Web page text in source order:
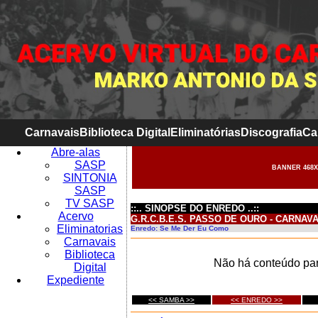
CarnavaisBiblioteca Digital EliminatóriasDiscografia
Abre-alas
SASP
SINTONIA
SASP
TV SASP
Acervo
Eliminatorias
Carnavais
Biblioteca
Digital
Expediente
BANNER
::.. SINOPSE DO ENREDO ..::
G.R.C.B.E.S. PASSO DE OURO -
Enredo: Se Me Der Eu Como
Não há conteúdo
<< SAMBA >> << ENREDO >>